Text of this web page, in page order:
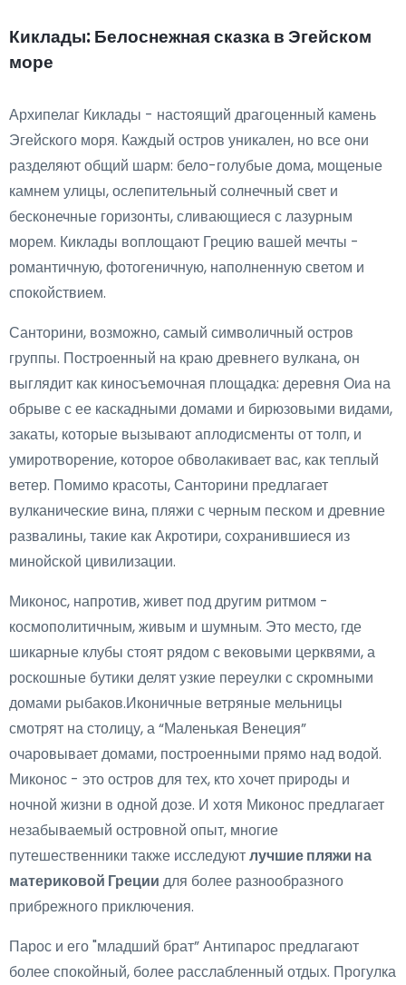
Киклады: Белоснежная сказка в Эгейском
море
Архипелаг Киклады - настоящий драгоценный камень
Эгейского моря. Каждый остров уникален, но все они
разделяют общий шарм: бело-голубые дома, мощеные
камнем улицы, ослепительный солнечный свет и
бесконечные горизонты, сливающиеся с лазурным
морем. Киклады воплощают Грецию вашей мечты -
романтичную, фотогеничную, наполненную светом и
спокойствием.
Санторини, возможно, самый символичный остров
группы. Построенный на краю древнего вулкана, он
выглядит как киносъемочная площадка: деревня Оиа на
обрыве с ее каскадными домами и бирюзовыми видами,
закаты, которые вызывают аплодисменты от толп, и
умиротворение, которое обволакивает вас, как теплый
ветер. Помимо красоты, Санторини предлагает
вулканические вина, пляжи с черным песком и древние
развалины, такие как Акротири, сохранившиеся из
минойской цивилизации.
Миконос, напротив, живет под другим ритмом -
космополитичным, живым и шумным. Это место, где
шикарные клубы стоят рядом с вековыми церквями, а
роскошные бутики делят узкие переулки с скромными
домами рыбаков.Иконичные ветряные мельницы
смотрят на столицу, а “Маленькая Венеция”
очаровывает домами, построенными прямо над водой.
Миконос - это остров для тех, кто хочет природы и
ночной жизни в одной дозе. И хотя Миконос предлагает
незабываемый островной опыт, многие
путешественники также исследуютлучшие пляжи на
материковой Греции для более разнообразного
прибрежного приключения.
Парос и его "младший брат” Антипарос предлагают
более спокойный, более расслабленный отдых. Прогулка